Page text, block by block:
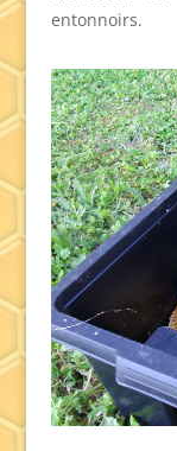
entonnoirs.